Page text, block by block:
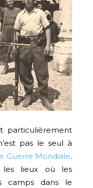
particulièrement
pas le seul à
Guerre Mondiale.
les lieux où les
camps dans le